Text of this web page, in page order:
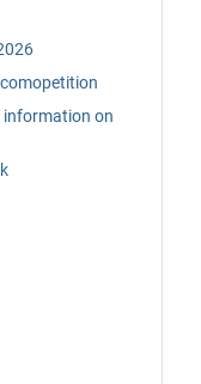
information on